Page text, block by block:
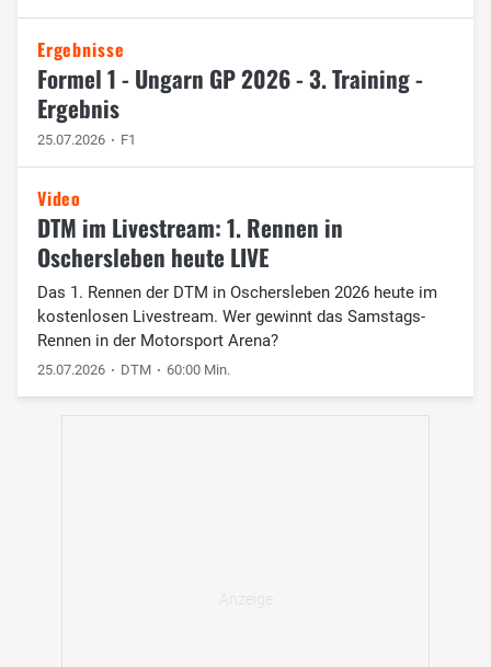
Ergebnisse
Formel 1 - Ungarn GP 2026 - 3. Training -
Ergebnis
25.07.2026 F1
Video
DTM im Livestream: 1. Rennen in
Oschersleben heute LIVE
Das 1. Rennen der DTM in Oschersleben 2026 heute im
kostenlosen Livestream. Wer gewinnt das Samstags-
Rennen in der Motorsport Arena?
25.07.2026 DTM 60:00 Min.